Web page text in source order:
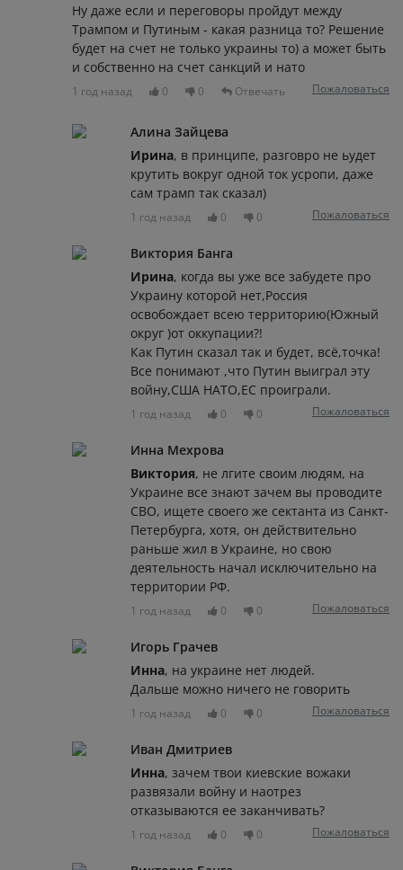
Ну даже если и переговоры пройдут между
Трампом и Путиным - какая разница то? Решение
будет на счет не только украины то) а может быть
и собственно на счет санкций и нато
1 год назад 0 0 Отвечать Пожаловаться
Алина Зайцева
Ирина, в принципе, разговро не ьудет
крутить вокруг одной ток усропи, даже
сам трамп так сказал)
1 год назад 0 0 Пожаловаться
Виктория Банга
Ирина, когда вы уже все забудете про
Украину которой нет,Россия
освобождает всею территорию(Южный
округ )от оккупации?!
Как Путин сказал так и будет, всё,точка!
Все понимают ,что Путин выиграл эту
войну,США НАТО,ЕС проиграли.
1 год назад 0 0 Пожаловаться
Инна Мехрова
Виктория, не лгите своим людям, на
Украине все знают зачем вы проводите
СВО, ищете своего же сектанта из Санкт-
Петербурга, хотя, он действительно
раньше жил в Украине, но свою
деятельность начал исключительно на
территории РФ.
1 год назад 0 0 Пожаловаться
Игорь Грачев
Инна, на украине нет людей.
Дальше можно ничего не говорить
1 год назад 0 0 Пожаловаться
Иван Дмитриев
Инна, зачем твои киевские вожаки
развязали войну и наотрез
отказываются ее заканчивать?
1 год назад 0 0 Пожаловаться